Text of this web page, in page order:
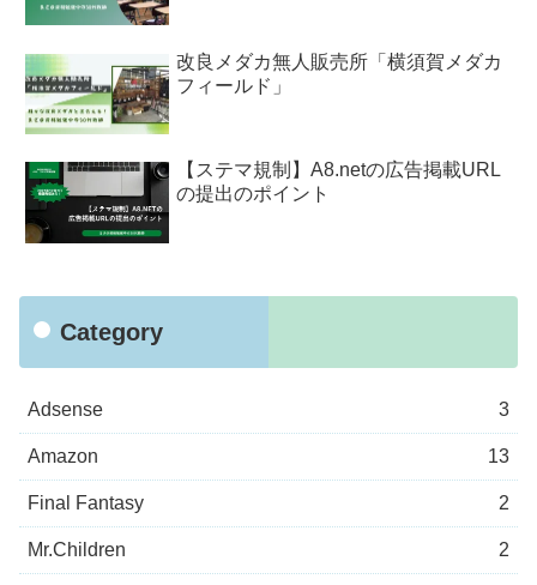
改良メダカ無人販売所「横須賀メダカ
フィールド」
【ステマ規制】A8.netの広告掲載URL
の提出のポイント
Category
Adsense 3
Amazon 13
Final Fantasy 2
Mr.Children 2